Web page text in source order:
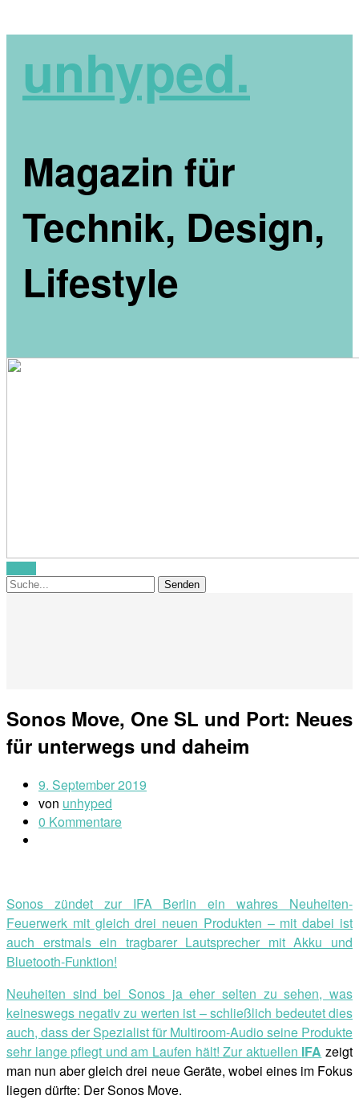
unhyped.
Magazin für
Technik, Design,
Lifestyle
Sonos Move, One SL und Port: Neues
für unterwegs und daheim
9. September 2019
von unhyped
0 Kommentare
Sonos zündet zur IFA Berlin ein wahres Neuheiten-
Feuerwerk mit gleich drei neuen Produkten – mit dabei ist
auch erstmals ein tragbarer Lautsprecher mit Akku und
Bluetooth-Funktion!
Neuheiten sind bei Sonos ja eher selten zu sehen, was
keineswegs negativ zu werten ist – schließlich bedeutet dies
auch, dass der Spezialist für Multiroom-Audio seine Produkte
sehr lange pflegt und am Laufen hält! Zur aktuellen IFA zeigt
man nun aber gleich drei neue Geräte, wobei eines im Fokus
liegen dürfte: Der Sonos Move.